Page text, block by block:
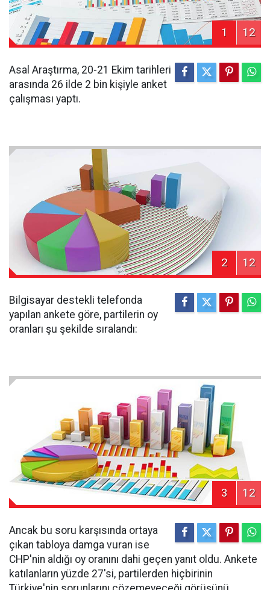
1 12
Asal Araştırma, 20-21 Ekim tarihleri
arasında 26 ilde 2 bin kişiyle anket
çalışması yaptı.
2 12
Bilgisayar destekli telefonda
yapılan ankete göre, partilerin oy
oranları şu şekilde sıralandı:
3 12
Ancak bu soru karşısında ortaya
çıkan tabloya damga vuran ise
CHP'nin aldığı oy oranını dahi geçen yanıt oldu. Ankete
katılanların yüzde 27'si, partilerden hiçbirinin